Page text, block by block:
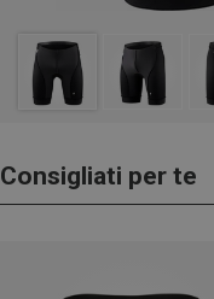
Consigliati per te